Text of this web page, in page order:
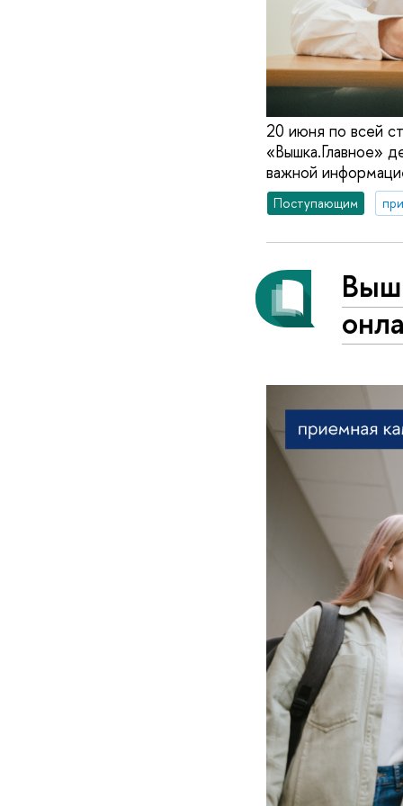
20 июня по всей
«Вышка.Главное»
важной
Поступающим